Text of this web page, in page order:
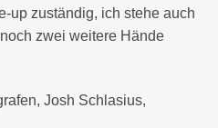
up zuständig, ich stehe auch
zwei weitere Hände
Josh Schlasius,